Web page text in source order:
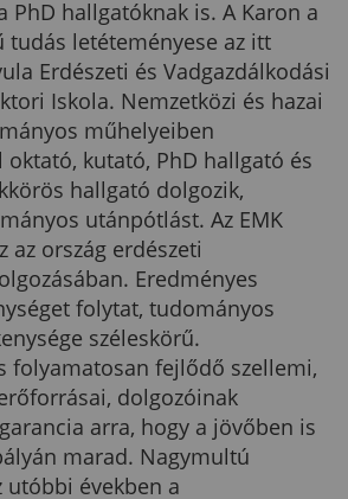
PhD hallgatóknak is. A Karon a
tudás letéteményese az itt
Erdészeti és Vadgazdálkodási
Iskola. Nemzetközi és hazai
műhelyeiben
oktató, kutató, PhD hallgató és
hallgató dolgozik,
utánpótlást. Az EMK
az ország erdészeti
Eredményes
folytat, tudományos
széleskörű.
folyamatosan fejlődő szellemi,
dolgozóinak
arra, hogy a jövőben is
marad. Nagymultú
utóbbi években a